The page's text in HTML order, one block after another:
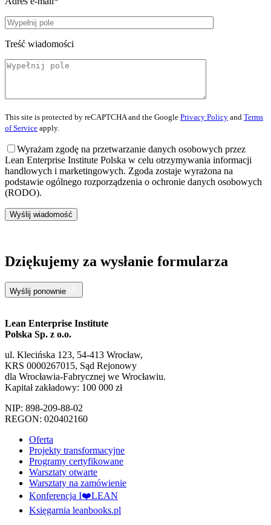
Treść wiadomości
This site is protected by reCAPTCHA and the Google Privacy Policy and Terms
of Service apply.
Wyrażam zgodę na przetwarzanie danych osobowych przez
Lean Enterprise Institute Polska w celu otrzymywania informacji
handlowych i marketingowych. Zgoda zostaje wyrażona na
podstawie ogólnego rozporządzenia o ochronie danych osobowych
(RODO).
Wyślij wiadomość
Dziękujemy za wysłanie formularza
Wyślij ponownie
Lean Enterprise Institute
Polska Sp. z o.o.
ul. Klecińska 123, 54-413 Wrocław,
KRS 0000267015, Sąd Rejonowy
dla Wrocławia-Fabrycznej we Wrocławiu.
Kapitał zakładowy: 100 000 zł
NIP: 898-209-88-02
REGON: 020402160
Oferta
Projekty transformacyjne
Programy certyfikowane
Warsztaty otwarte
Warsztaty na zamówienie
Konferencja I❤️LEAN
Księgarnia leanbooks.pl